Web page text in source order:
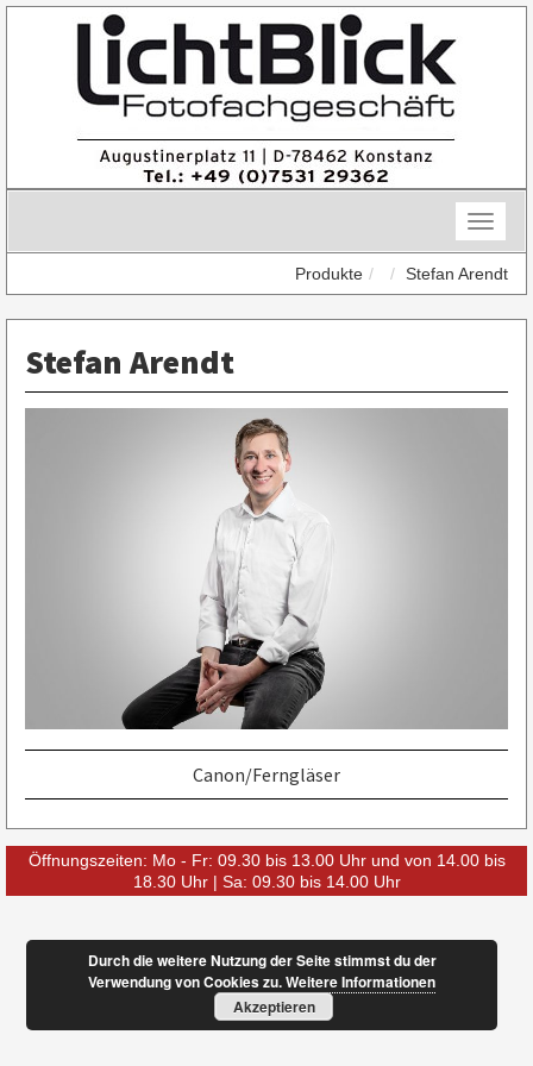
Toggle
Produkte
Stefan Arendt
Stefan Arendt
Canon/Ferngläser
Öffnungszeiten: Mo - Fr: 09.30 bis 13.00 Uhr und von 14.00 bis
18.30 Uhr | Sa: 09.30 bis 14.00 Uhr
Durch die weitere Nutzung der Seite stimmst du der
Verwendung von Cookies zu.Weitere Informationen
Akzeptieren